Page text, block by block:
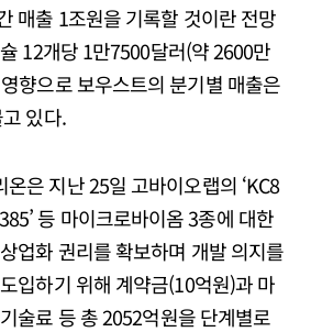
매출 1조원을 기록할 것이란 전망
12개당 1만7500달러(약 2600만
향으로 보우스트의 분기별 매출은
있다.
은 지난 25일 고바이오랩의 ‘KC8
등 마이크로바이옴 3종에 대한
업화 권리를 확보하며 개발 의지를
입하기 위해 계약금(10억원)과 마
술료 등 총 2052억원을 단계별로